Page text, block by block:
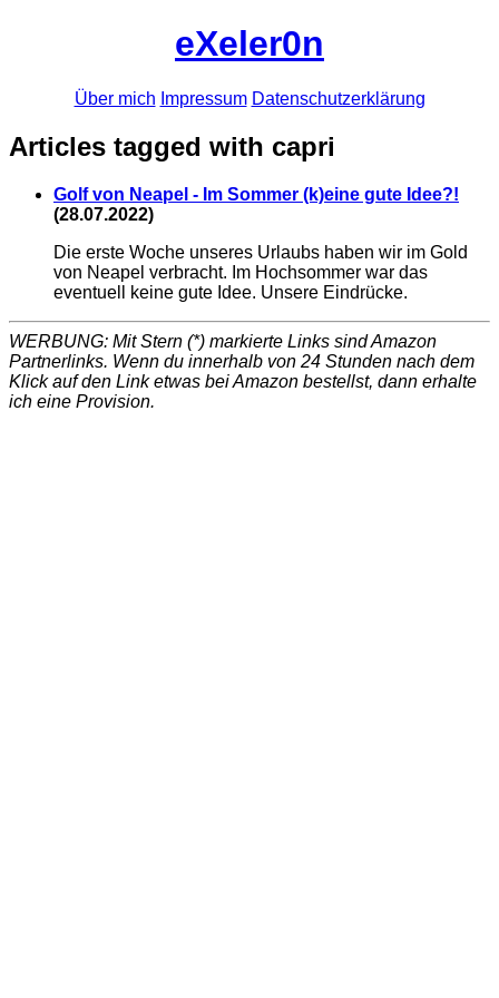
eXeler0n
Über mich Impressum Datenschutzerklärung
Articles tagged with capri
Golf von Neapel - Im Sommer (k)eine gute Idee?!
(28.07.2022)
Die erste Woche unseres Urlaubs haben wir im Gold
von Neapel verbracht. Im Hochsommer war das
eventuell keine gute Idee. Unsere Eindrücke.
WERBUNG: Mit Stern (*) markierte Links sind Amazon
Partnerlinks. Wenn du innerhalb von 24 Stunden nach dem
Klick auf den Link etwas bei Amazon bestellst, dann erhalte
ich eine Provision.